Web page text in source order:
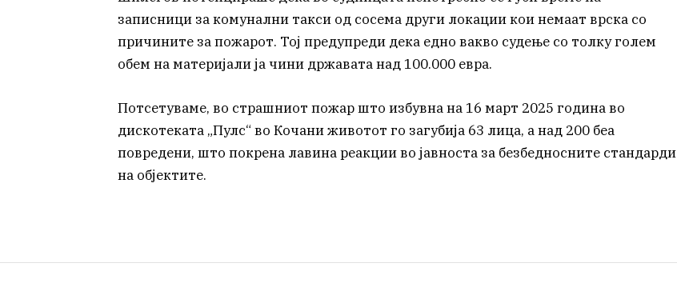
записници за комунални такси од сосема други локации кои немаат врска со
причините за пожарот. Тој предупреди дека едно вакво судење со толку голем
обем на материјали ја чини државата над 100.000 евра.
Потсетуваме, во страшниот пожар што избувна на 16 март 2025 година во
дискотеката „Пулс“ во Кочани животот го загубија 63 лица, а над 200 беа
повредени, што покрена лавина реакции во јавноста за безбедносните стандарди
на објектите.